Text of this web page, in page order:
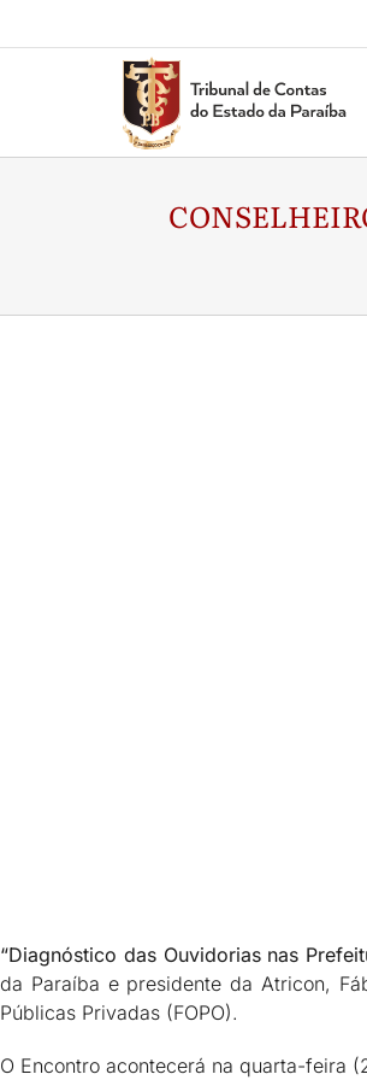
“Diagnóstico das Ouvidorias nas
da Paraíba e presidente da Atricon,
Públicas Privadas (FOPO).
O Encontro acontecerá na quarta-feira